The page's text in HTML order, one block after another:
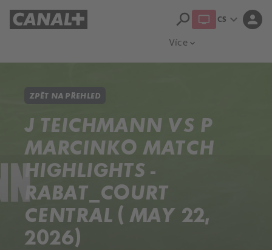
Více expand_more
search CS expand_more person
ZPĚT NA PŘEHLED
J TEICHMANN VS P
MARCINKO MATCH
HIGHLIGHTS -
RABAT_COURT
CENTRAL ( MAY 22,
2026)